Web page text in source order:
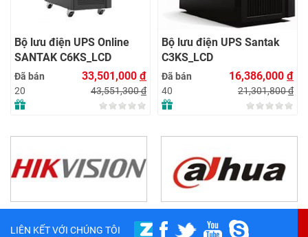
Bộ lưu điện UPS Online
SANTAK C6KS_LCD
Đã bán
20
33,501,000 đ
43,551,300đ
Bộ lưu điện UPS Santak
C3KS_LCD
Đã bán
40
16,386,000 đ
21,301,800đ
LIÊN KẾT VỚI CHÚNG TÔI